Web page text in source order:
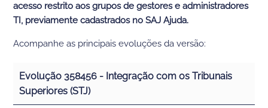
acesso restrito aos grupos de gestores e administradores
TI, previamente cadastrados no SAJ Ajuda.
Acompanhe as principais evoluções da versão:
Evolução 358456 - Integração com os Tribunais
Superiores (STJ)